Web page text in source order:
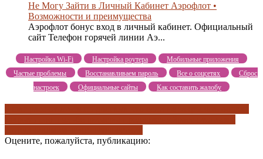
Не Могу Зайти в Личный Кабинет Аэрофлот •
Возможности и преимущества
Аэрофлот бонус вход в личный кабинет. Официальный
сайт Телефон горячей линии Аэ...
Настройка Wi-Fi Настройка роутера
Мобильные приложения
Частые проблемы
Восстанавливаем пароль Все о соцсетях
Сброс
настроек
Официальные сайты Как составить жалобу
Оцените, пожалуйста, публикацию: